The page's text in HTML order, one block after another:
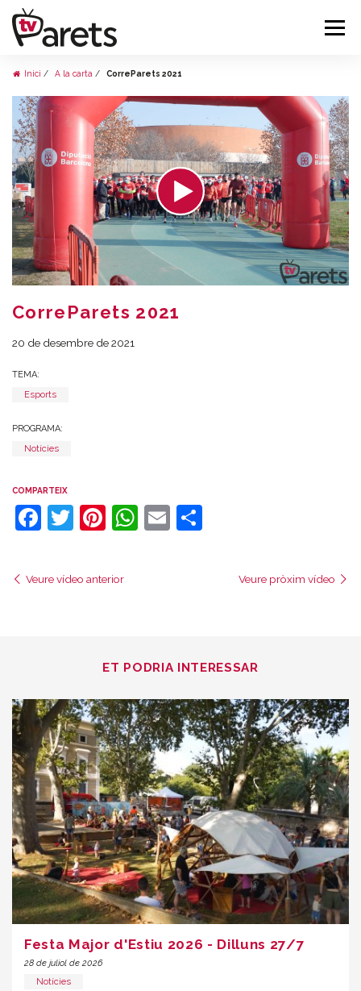
Inici A la carta CorreParets 2021
CorreParets 2021
20 de desembre de 2021
TEMA:
Esports
PROGRAMA:
Notícies
COMPARTEIX
Facebook
Twitter
Pinterest
WhatsApp
Email
Veure vídeo anterior Veure pròxim vídeo
ET PODRIA INTERESSAR
Festa Major d'Estiu 2026 - Dilluns 27/7
28 de juliol de 2026
Notícies